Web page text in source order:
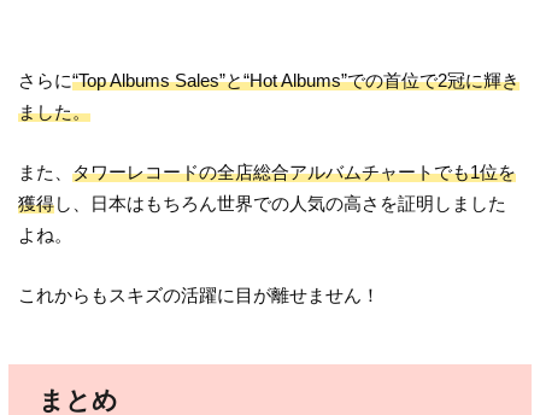
さらに“Top Albums Sales”と“Hot Albums”での首位で2冠に輝き
ました。
また、タワーレコードの全店総合アルバムチャートでも1位を
獲得し、日本はもちろん世界での人気の高さを証明しました
よね。
これからもスキズの活躍に目が離せません！
まとめ